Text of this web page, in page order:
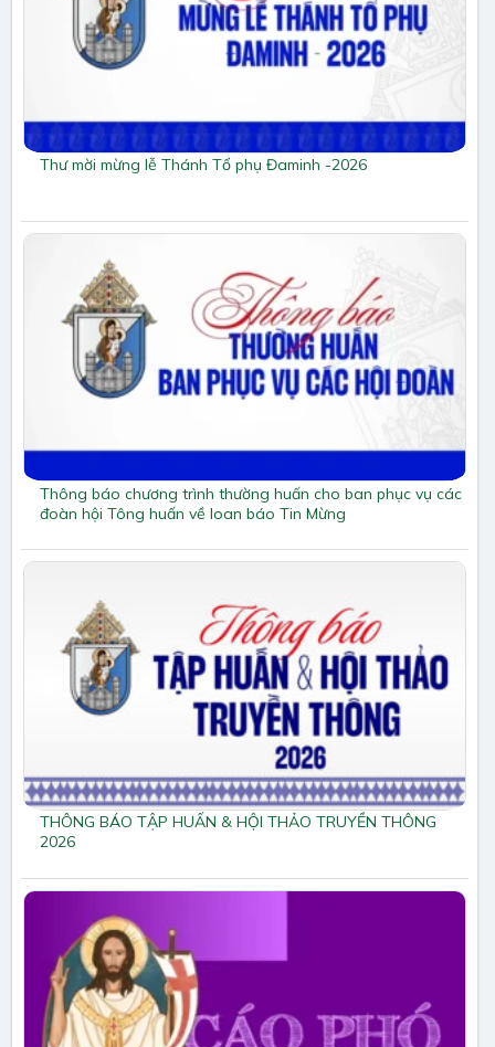
Thư mời mừng lễ Thánh Tổ phụ Đaminh -2026
Thông báo chương trình thường huấn cho ban phục vụ các
đoàn hội Tông huấn về loan báo Tin Mừng
THÔNG BÁO TẬP HUẤN & HỘI THẢO TRUYỀN THÔNG
2026